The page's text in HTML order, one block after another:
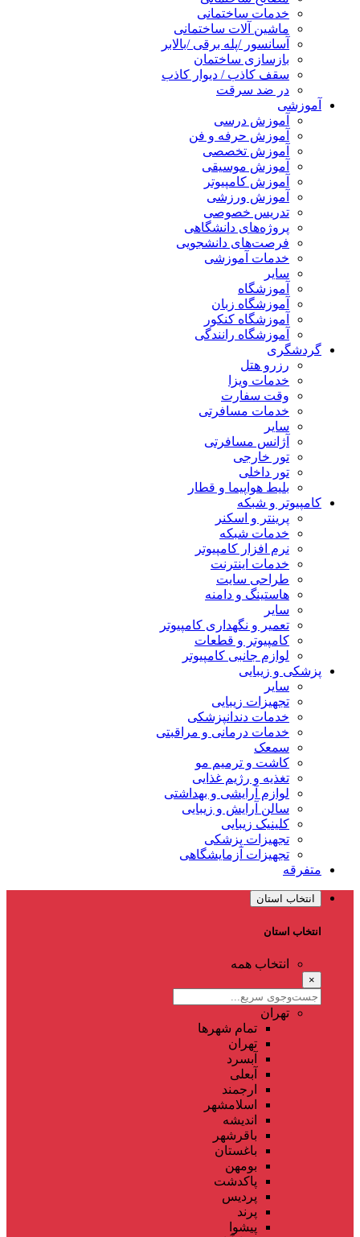
خدمات ساختمانی
ماشین آلات ساختمانی
آسانسور /پله برقی /بالابر
بازسازی ساختمان
سقف کاذب / دیوار کاذب
در ضد سرقت
آموزشی
آموزش درسی
آموزش حرفه و فن
آموزش تخصصی
آموزش موسیقی
آموزش کامپیوتر
آموزش ورزشی
تدریس خصوصی
پروژه‌های دانشگاهی
فرصت‌های دانشجویی
خدمات آموزشی
سایر
آموزشگاه
آموزشگاه زبان
آموزشگاه کنکور
آموزشگاه رانندگی
گردشگری
رزرو هتل
خدمات ویزا
وقت سفارت
خدمات مسافرتی
سایر
آژانس مسافرتی
تور خارجی
تور داخلی
بلیط هواپیما و قطار
کامپیوتر و شبکه
پرینتر و اسکنر
خدمات شبکه
نرم افزار کامپیوتر
خدمات اینترنت
طراحی سایت
هاستینگ و دامنه
سایر
تعمیر و نگهداری کامپیوتر
کامپیوتر و قطعات
لوازم جانبی کامپیوتر
پزشکی و زیبایی
سایر
تجهیزات زیبایی
خدمات دندانپزشکی
خدمات درمانی و مراقبتی
سمعک
کاشت و ترمیم مو
تغذیه و رژیم غذایی
لوازم آرایشی و بهداشتی
سالن آرایش و زیبایی
کلینیک زیبایی
تجهیزات پزشکی
تجهیزات آزمایشگاهی
متفرقه
انتخاب استان
انتخاب استان
انتخاب همه
×
تهران
تمام شهر‌ها
تهران
آبسرد
آبعلی
ارجمند
اسلامشهر
اندیشه
باقرشهر
باغستان
بومهن
پاکدشت
پردیس
پرند
پیشوا